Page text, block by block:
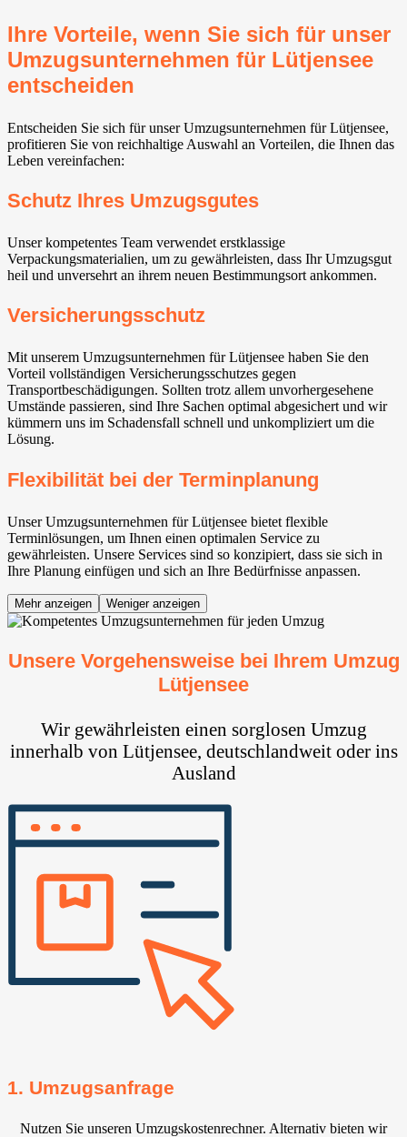
Ihre Vorteile, wenn Sie sich für unser
Umzugsunternehmen für Lütjensee
entscheiden
Entscheiden Sie sich für unser Umzugsunternehmen für Lütjensee,
profitieren Sie von reichhaltige Auswahl an Vorteilen, die Ihnen das
Leben vereinfachen:
Schutz Ihres Umzugsgutes
Unser kompetentes Team verwendet erstklassige
Verpackungsmaterialien, um zu gewährleisten, dass Ihr Umzugsgut
heil und unversehrt an ihrem neuen Bestimmungsort ankommen.
Versicherungsschutz
Mit unserem Umzugsunternehmen für Lütjensee haben Sie den
Vorteil vollständigen Versicherungsschutzes gegen
Transportbeschädigungen. Sollten trotz allem unvorhergesehene
Umstände passieren, sind Ihre Sachen optimal abgesichert und wir
kümmern uns im Schadensfall schnell und unkompliziert um die
Lösung.
Flexibilität bei der Terminplanung
Unser Umzugsunternehmen für Lütjensee bietet flexible
Terminlösungen, um Ihnen einen optimalen Service zu
gewährleisten. Unsere Services sind so konzipiert, dass sie sich in
Ihre Planung einfügen und sich an Ihre Bedürfnisse anpassen.
Mehr anzeigen Weniger anzeigen
Unsere Vorgehensweise bei Ihrem Umzug
Lütjensee
Wir gewährleisten einen sorglosen Umzug
innerhalb von Lütjensee, deutschlandweit oder ins
Ausland
1. Umzugsanfrage
Nutzen Sie unseren Umzugskostenrechner. Alternativ bieten wir